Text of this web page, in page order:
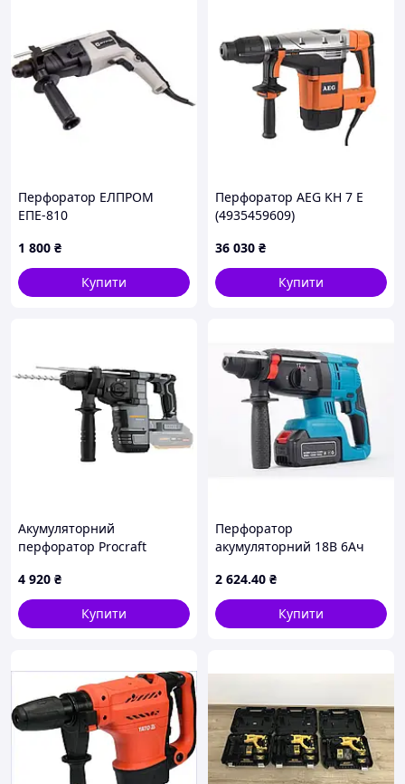
Перфоратор ЕЛПРОМ
ЕПЕ-810
1 800 ₴
Купити
Перфоратор AEG KH 7 E
(4935459609)
36 030 ₴
Купити
Акумуляторний
перфоратор Procraft
4 920 ₴
Купити
Перфоратор
акумуляторний 18В 6Ач
2 624.40 ₴
Купити